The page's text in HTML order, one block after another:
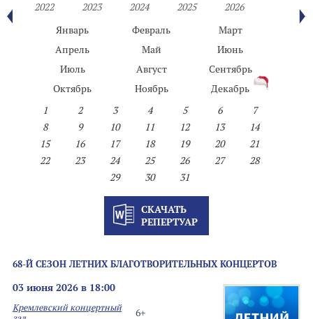
2022
2023 2024 2025
2026
Январь
Февраль
Март
Апрель
Май
Июнь
Июль
Август
Сентябрь
Октябрь
Ноябрь
Декабрь
1
2 3 4 5 6
7
8
9 10 11 12 13
14
15
16 17 18 19 20
21
22
23 24 25 26 27
28
29
30 31
СКАЧАТЬ
РЕПЕРТУАР
68-Й СЕЗОН ЛЕТНИХ БЛАГОТВОРИТЕЛЬНЫХ КОНЦЕРТОВ
03 июня 2026 в 18:00
6+
Кремлевский концертный